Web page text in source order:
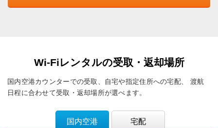
Wi-Fiレンタルの受取・返却場所
国内空港カウンターでの受取、自宅や指定住所への宅配、
渡航
日程に合わせて受取・返却場所が選べます。
国内空港 宅配